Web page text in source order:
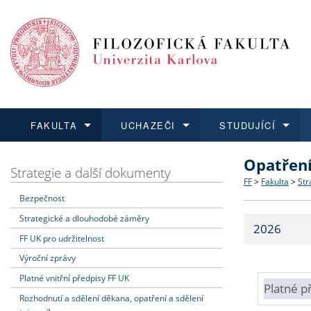
FAKULTA
Dozvědět se více
Struktura
Strategie
Fakultní
UCHAZEČI
Podat přihlášku
Co
Učitelské
STUDUJÍCÍ
Dozvědět se více
Dozvědět se více
O vědě a
Dozvědět se více
Aktuální
Strategie a další dokumenty
Bezpečnost
Strategické a dlouhodobé záměry
FF UK pro udržitelnost
Výroční zprávy
Platné vnitřní předpisy FF UK
Rozhodnutí a sdělení děkana, opatření a sdělení
FF > Fakulta >
2026
Platné